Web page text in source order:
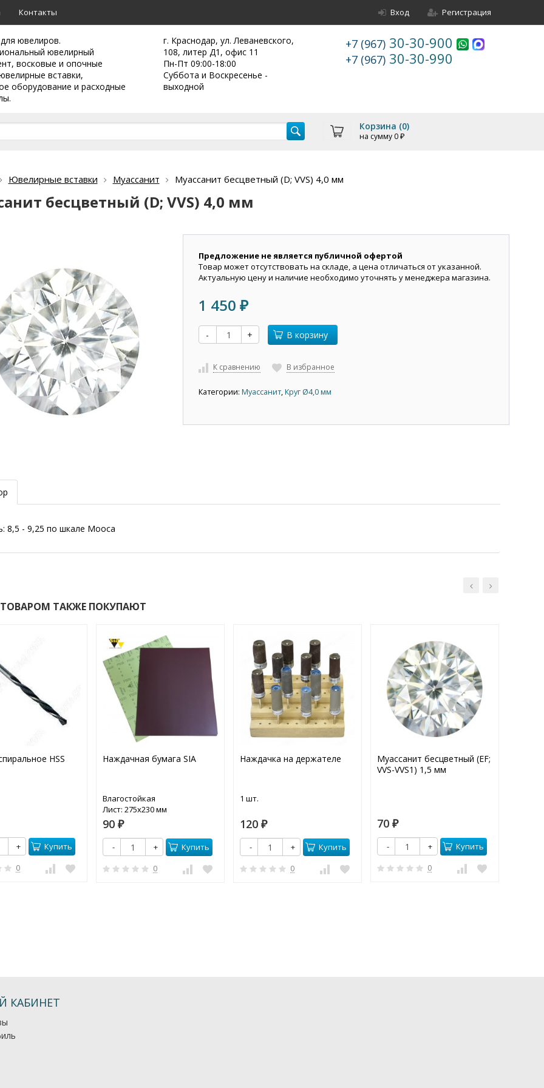
Контакты Вход Регистрация
ювелиров.
ювелирный
восковые и опочные
вставки,
оборудование и расходные
г. Краснодар, ул. Леваневского,
108, литер Д1, офис 11
Пн-Пт 09:00-18:00
Суббота и Воскресенье -
выходной
+7 (967) 30-30-900
+7 (967) 30-30-990
Корзина (0)
на сумму 0 ₽
Ювелирные вставки Муассанит Муассанит бесцветный (D; VVS) 4,0 мм
бесцветный (D; VVS) 4,0 мм
Предложение не является публичной офертой
Товар может отсутствовать на складе, а цена отличаться от указанной.
Актуальную цену и наличие необходимо уточнять у менеджера магазина.
1 450 ₽
- + В корзину
К сравнению В избранное
Категории: Муассанит,Круг Ø4,0 мм
8,5 - 9,25 по шкале Мооса
ТАКЖЕ ПОКУПАЮТ
HSS
+ Купить
0
Наждачная бумага SIA
Влагостойкая
Лист: 275х230 мм
90 ₽
- + Купить
0
Наждачка на держателе
1 шт.
120 ₽
- + Купить
0
Муассанит бесцветный (EF;
VVS-VVS1) 1,5 мм
70 ₽
- + Купить
0
КАБИНЕТ